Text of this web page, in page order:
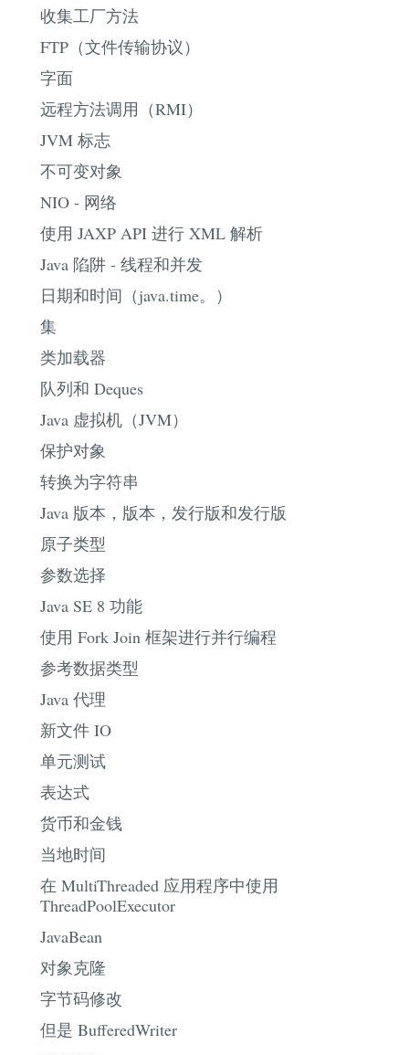
收集工厂方法
FTP（文件传输协议）
字面
远程方法调用（RMI）
JVM 标志
不可变对象
NIO - 网络
使用 JAXP API 进行 XML 解析
Java 陷阱 - 线程和并发
日期和时间（java.time。）
集
类加载器
队列和 Deques
Java 虚拟机（JVM）
保护对象
转换为字符串
Java 版本，版本，发行版和发行版
原子类型
参数选择
Java SE 8 功能
使用 Fork Join 框架进行并行编程
参考数据类型
Java 代理
新文件 IO
单元测试
表达式
货币和金钱
当地时间
在 MultiThreaded 应用程序中使用
ThreadPoolExecutor
JavaBean
对象克隆
字节码修改
但是 BufferedWriter